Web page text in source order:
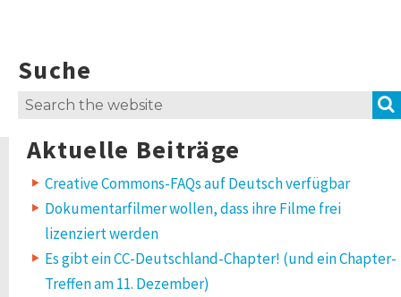
Suche
Search
Aktuelle Beiträge
Creative Commons-FAQs auf Deutsch verfügbar
Dokumentarfilmer wollen, dass ihre Filme frei
lizenziert werden
Es gibt ein CC-Deutschland-Chapter! (und ein Chapter-
Treffen am 11. Dezember)